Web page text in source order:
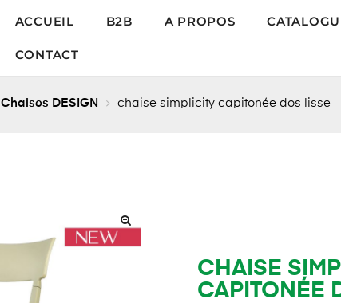
ACCUEIL B2B A PROPOS
CONTACT
Chaises DESIGN chaise simplicity capitonée dos lisse
CHAISE
CAPITONÉE